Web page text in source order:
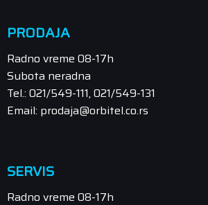
PRODAJA
Radno vreme 08-17h
Subota neradna
Tel.: 021/549-111, 021/549-131
Email: prodaja@orbitel.co.rs
SERVIS
Radno vreme 08-17h